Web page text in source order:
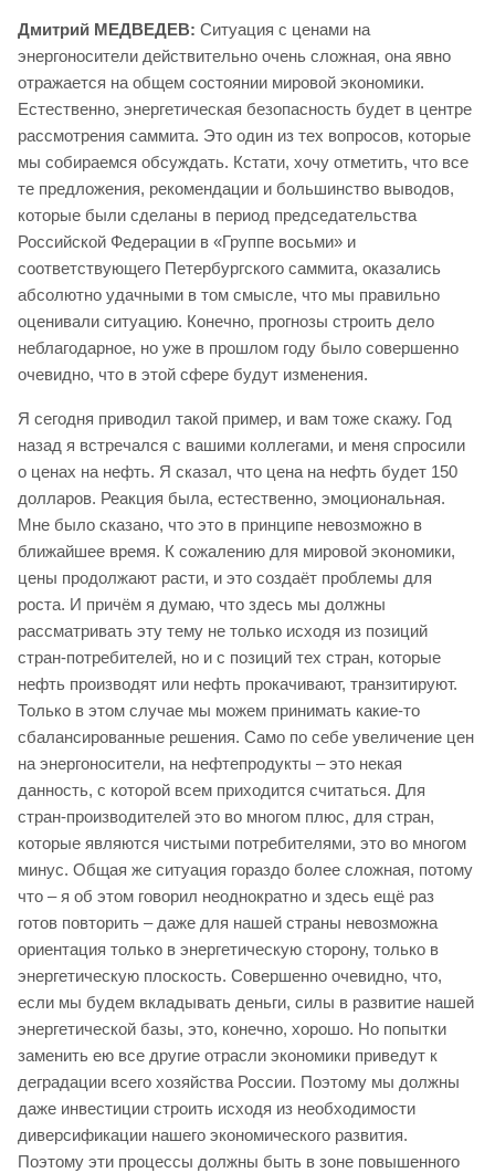
Дмитрий МЕДВЕДЕВ: Ситуация с ценами на
энергоносители действительно очень сложная, она явно
отражается на общем состоянии мировой экономики.
Естественно, энергетическая безопасность будет в центре
рассмотрения саммита. Это один из тех вопросов, которые
мы собираемся обсуждать. Кстати, хочу отметить, что все
те предложения, рекомендации и большинство выводов,
которые были сделаны в период председательства
Российской Федерации в «Группе восьми» и
соответствующего Петербургского саммита, оказались
абсолютно удачными в том смысле, что мы правильно
оценивали ситуацию. Конечно, прогнозы строить дело
неблагодарное, но уже в прошлом году было совершенно
очевидно, что в этой сфере будут изменения.
Я сегодня приводил такой пример, и вам тоже скажу. Год
назад я встречался с вашими коллегами, и меня спросили
о ценах на нефть. Я сказал, что цена на нефть будет 150
долларов. Реакция была, естественно, эмоциональная.
Мне было сказано, что это в принципе невозможно в
ближайшее время. К сожалению для мировой экономики,
цены продолжают расти, и это создаёт проблемы для
роста. И причём я думаю, что здесь мы должны
рассматривать эту тему не только исходя из позиций
стран-потребителей, но и с позиций тех стран, которые
нефть производят или нефть прокачивают, транзитируют.
Только в этом случае мы можем принимать какие-то
сбалансированные решения. Само по себе увеличение цен
на энергоносители, на нефтепродукты – это некая
данность, с которой всем приходится считаться. Для
стран-производителей это во многом плюс, для стран,
которые являются чистыми потребителями, это во многом
минус. Общая же ситуация гораздо более сложная, потому
что – я об этом говорил неоднократно и здесь ещё раз
готов повторить – даже для нашей страны невозможна
ориентация только в энергетическую сторону, только в
энергетическую плоскость. Совершенно очевидно, что,
если мы будем вкладывать деньги, силы в развитие нашей
энергетической базы, это, конечно, хорошо. Но попытки
заменить ею все другие отрасли экономики приведут к
деградации всего хозяйства России. Поэтому мы должны
даже инвестиции строить исходя из необходимости
диверсификации нашего экономического развития.
Поэтому эти процессы должны быть в зоне повышенного